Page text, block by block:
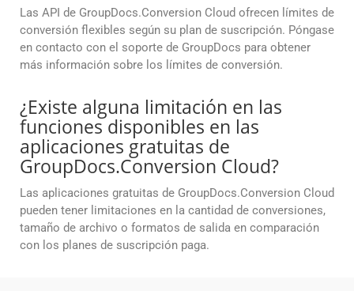
Las API de GroupDocs.Conversion Cloud ofrecen límites de
conversión flexibles según su plan de suscripción. Póngase
en contacto con el soporte de GroupDocs para obtener
más información sobre los límites de conversión.
¿Existe alguna limitación en las
funciones disponibles en las
aplicaciones gratuitas de
GroupDocs.Conversion Cloud?
Las aplicaciones gratuitas de GroupDocs.Conversion Cloud
pueden tener limitaciones en la cantidad de conversiones,
tamaño de archivo o formatos de salida en comparación
con los planes de suscripción paga.